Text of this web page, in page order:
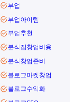
부업
부업아이템
부업추천
분식집창업비용
분식창업준비
블로그마켓창업
블로그수익화